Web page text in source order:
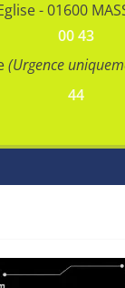
- 01600
00 43
(Urgence
44